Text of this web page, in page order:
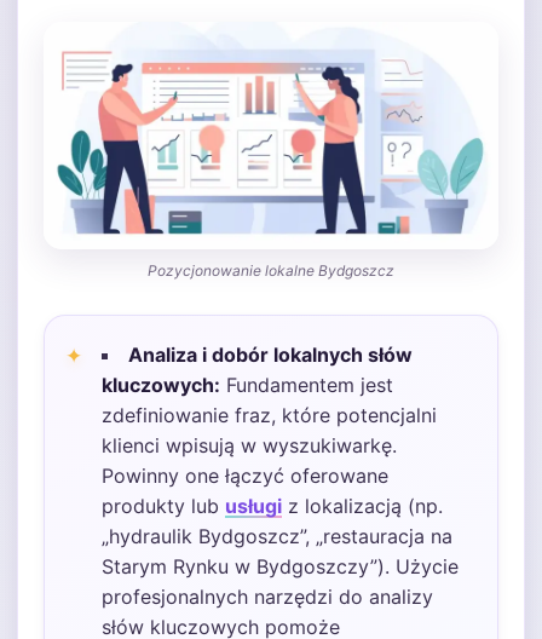
Pozycjonowanie lokalne Bydgoszcz
Analiza i dobór lokalnych słów
kluczowych: Fundamentem jest
zdefiniowanie fraz, które potencjalni
klienci wpisują w wyszukiwarkę.
Powinny one łączyć oferowane
produkty lub usługi z lokalizacją (np.
„hydraulik Bydgoszcz”, „restauracja na
Starym Rynku w Bydgoszczy”). Użycie
profesjonalnych narzędzi do analizy
słów kluczowych pomoże